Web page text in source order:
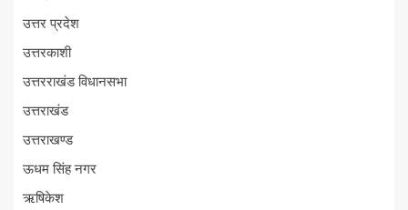
उत्तर प्रदेश
उत्तरकाशी
उत्तरराखंड विधानसभा
उत्तराखंड
उत्तराखण्ड
ऊधम सिंह नगर
ऋषिकेश